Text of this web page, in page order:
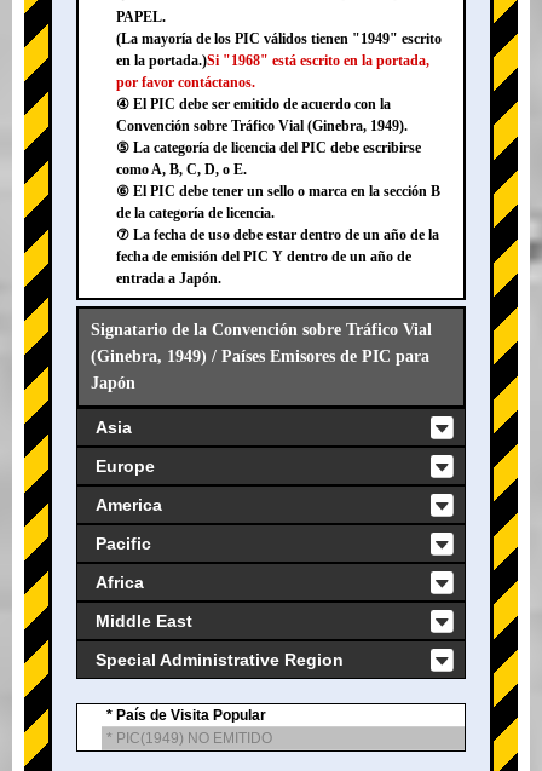
PAPEL.
(La mayoría de los PIC válidos tienen "1949" escrito
en la portada.)Si "1968" está escrito en la portada,
por favor contáctanos.
④ El PIC debe ser emitido de acuerdo con la
Convención sobre Tráfico Vial (Ginebra, 1949).
⑤ La categoría de licencia del PIC debe escribirse
como A, B, C, D, o E.
⑥ El PIC debe tener un sello o marca en la sección B
de la categoría de licencia.
⑦ La fecha de uso debe estar dentro de un año de la
fecha de emisión del PIC Y dentro de un año de
entrada a Japón.
Signatario de la Convención sobre Tráfico Vial
(Ginebra, 1949) / Países Emisores de PIC para
Japón
Asia
Europe
America
Pacific
Africa
Middle East
Special Administrative Region
* País de Visita Popular
* PIC(1949) NO EMITIDO